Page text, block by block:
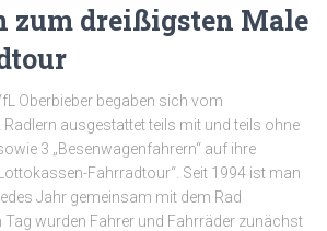
zum dreißigsten Male
Oberbieber begaben sich vom
ausgestattet teils mit und teils ohne
3 „Besenwagenfahrern“ auf ihre
Fahrradtour“. Seit 1994 ist man
Jahr gemeinsam mit dem Rad
Tag wurden Fahrer und Fahrräder zunächst